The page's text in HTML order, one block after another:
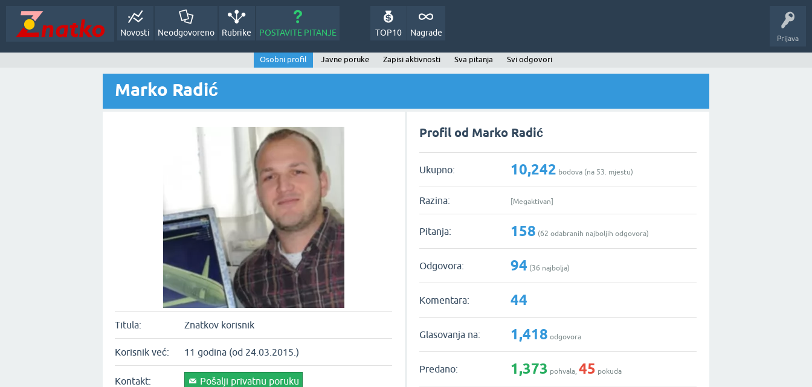
Prijava
Novosti Neodgovoreno Rubrike POSTAVITE PITANJE Nagrade
TOP10
Osobni profil Javne poruke Zapisi aktivnosti Sva pitanja Svi odgovori
Marko Radić
Titula: Znatkov korisnik
Korisnik već: 11 godina (od 24.03.2015.)
Kontakt: Pošalji privatnu poruku
Profil od Marko Radić
Ukupno: 10,242 bodova (na 53 . mjestu)
Razina: [Megaktivan]
Pitanja: 158 (62 odabranih najboljih odgovora)
Odgovora: 94 (36 najbolja)
Komentara: 44
Glasovanja na: 1,418 odgovora
Predano: 1,373 pohvala,45 pokuda